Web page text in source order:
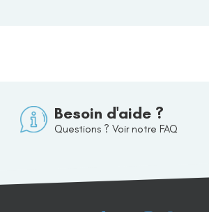
Besoin d'aide ?
Questions ? Voir notre FAQ